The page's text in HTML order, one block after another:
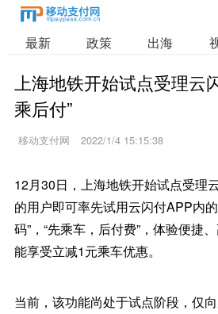
最新 政策 出海
上海地铁开始试点受理云
乘后付”
移动支付网 2022/1/4 15:15:38
12月30日，上海地铁开始试点受理
的用户即可率先试用云闪付APP内
码”，“先乘车，后付费”，体验便捷
能享受立减1元乘车优惠。
当前，该功能尚处于试点阶段，仅